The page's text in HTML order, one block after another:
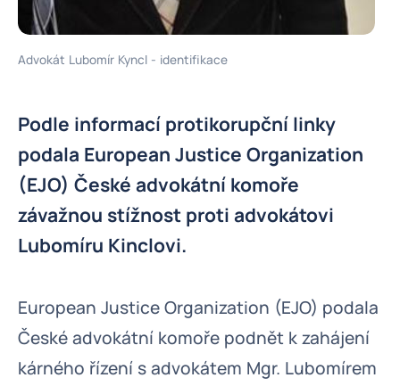
Advokát Lubomír Kyncl - identifikace
Podle informací protikorupční linky
podala European Justice Organization
(EJO) České advokátní komoře
závažnou stížnost proti advokátovi
Lubomíru Kinclovi.
European Justice Organization (EJO) podala
České advokátní komoře podnět k zahájení
kárného řízení s advokátem Mgr. Lubomírem